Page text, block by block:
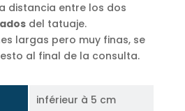
distancia entre los dos
del tatuaje.
largas pero muy finas, se
al final de la consulta.
inférieur à 5 cm